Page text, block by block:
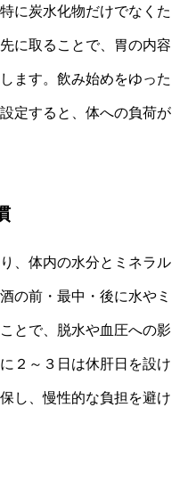
に炭水化物だけでなくた
に取ることで、胃の内容
ます。飲み始めをゆった
定すると、体への負荷が
、体内の水分とミネラル
の前・最中・後に水やミ
とで、脱水や血圧への影
２～３日は休肝日を設け
し、慢性的な負担を避け